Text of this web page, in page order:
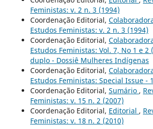
Feministas: v. 2 n. 3 (1994)
Coordenação Editorial,
Estudos Feministas: v. 2 n. 3 (1994)
Coordenação Editorial,
Estudos Feministas: Vol. 7, No 1 e 2
duplo - Dossiê Mulheres Indígenas
Coordenação Editorial,
Estudos Feministas: Special Issue -
Coordenação Editorial, Sumário ,
Feministas: v. 15 n. 2 (2007)
Coordenação Editorial, Editorial ,
Feministas: v. 18 n. 2 (2010)